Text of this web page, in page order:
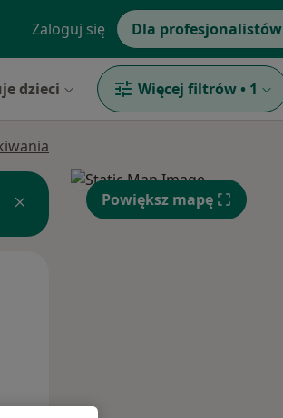
Zaloguj się Dla profesjonalistów
dzieci Więcej filtrów • 1
Powiększ mapę